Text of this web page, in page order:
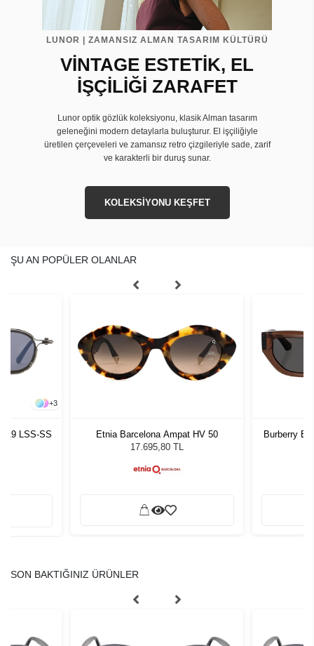
LUNOR | ZAMANSIZ ALMAN TASARIM KÜLTÜRÜ
VİNTAGE ESTETİK, EL
İŞÇİLİĞİ ZARAFET
Lunor optik gözlük koleksiyonu, klasik Alman tasarım
geleneğini modern detaylarla buluşturur. El işçiliğiyle
üretilen çerçeveleri ve zamansız retro çizgileriyle sade, zarif
ve karakterli bir duruş sunar.
KOLEKSİYONU KEŞFET
ŞU AN POPÜLER OLANLAR
+3
LSS-SS
Etnia Barcelona Ampat HV 50
17.695,80 TL
Burberry
SON BAKTIĞINIZ ÜRÜNLER